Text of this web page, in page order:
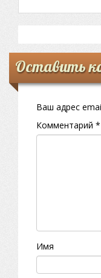
Оставить
Ваш адрес
Комментарий *
Имя